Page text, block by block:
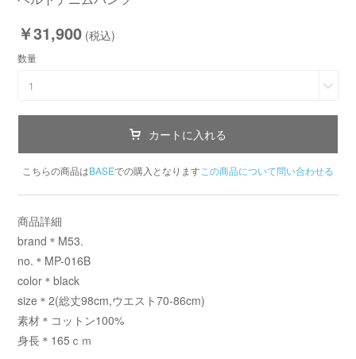
￥31,900 (税込)
数量
1
カートに入れる
こちらの商品はBASEでの購入となります この商品について問い合わせる
商品詳細
brand＊M53.
no.＊MP-016B
color＊black
size＊2(総丈98cm,ウエスト70-86cm)
素材＊コットン100%
身長＊165ｃｍ